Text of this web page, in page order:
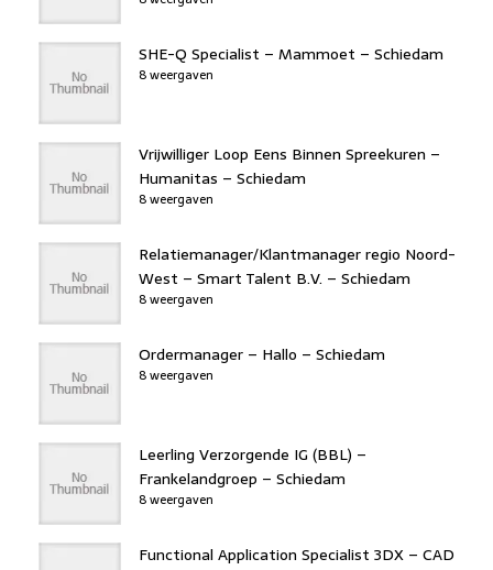
SHE-Q Specialist – Mammoet – Schiedam
8 weergaven
Vrijwilliger Loop Eens Binnen Spreekuren –
Humanitas – Schiedam
8 weergaven
Relatiemanager/Klantmanager regio Noord-
West – Smart Talent B.V. – Schiedam
8 weergaven
Ordermanager – Hallo – Schiedam
8 weergaven
Leerling Verzorgende IG (BBL) –
Frankelandgroep – Schiedam
8 weergaven
Functional Application Specialist 3DX – CAD